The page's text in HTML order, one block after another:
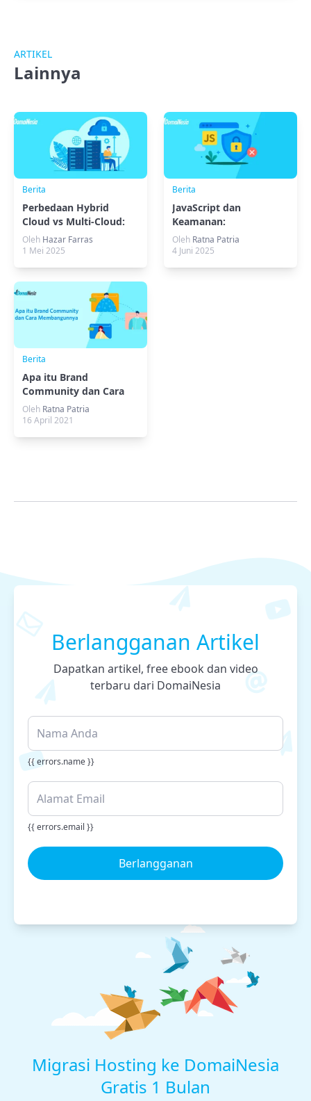
ARTIKEL
Lainnya
Berita
Perbedaan Hybrid
Cloud vs Multi-Cloud:
Pilih Solusi Terbaik!
Oleh Hazar Farras
1 Mei 2025
Berita
JavaScript dan
Keamanan:
Menghindari
Kerentanannya Di Web
Oleh Ratna Patria
4 Juni 2025
Berita
Apa itu Brand
Community dan Cara
Membangunnya
Oleh Ratna Patria
16 April 2021
Berlangganan Artikel
Dapatkan artikel, free ebook dan video
terbaru dari DomaiNesia
{{ errors.name }}
{{ errors.email }}
Berlangganan
Migrasi Hosting ke DomaiNesia
Gratis 1 Bulan